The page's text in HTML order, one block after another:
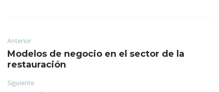
Anterior
Modelos de negocio en el sector de la
restauración
Siguiente